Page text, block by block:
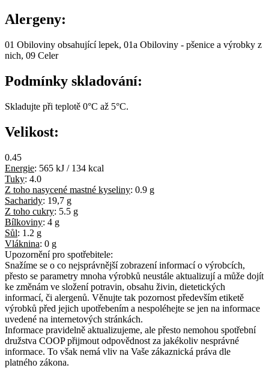
Alergeny:
01 Obiloviny obsahující lepek, 01a Obiloviny - pšenice a výrobky z
nich, 09 Celer
Podmínky skladování:
Skladujte při teplotě 0°C až 5°C.
Velikost:
0.45
Energie: 565 kJ / 134 kcal
Tuky: 4.0
Z toho nasycené mastné kyseliny: 0.9 g
Sacharidy: 19,7 g
Z toho cukry: 5.5 g
Bílkoviny: 4 g
Sůl: 1.2 g
Vláknina: 0 g
Upozornění pro spotřebitele:
Snažíme se o co nejsprávnější zobrazení informací o výrobcích,
přesto se parametry mnoha výrobků neustále aktualizují a může dojít
ke změnám ve složení potravin, obsahu živin, dietetických
informací, či alergenů. Věnujte tak pozornost především etiketě
výrobků před jejich upotřebením a nespoléhejte se jen na informace
uvedené na internetových stránkách.
Informace pravidelně aktualizujeme, ale přesto nemohou spotřební
družstva COOP přijmout odpovědnost za jakékoliv nesprávné
informace. To však nemá vliv na Vaše zákaznická práva dle
platného zákona.